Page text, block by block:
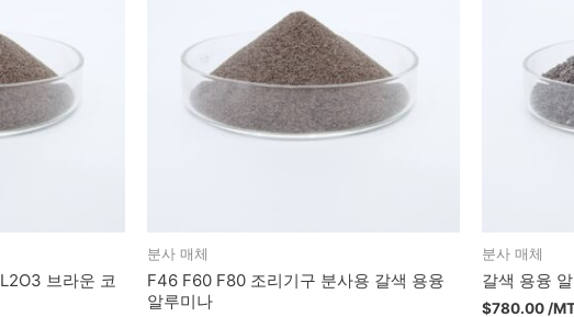
브라운 코
분사 매체
F46 F60 F80 조리기구 분사용 갈색 용융
알루미나
분사 매체
갈색 용융
$780.00 /